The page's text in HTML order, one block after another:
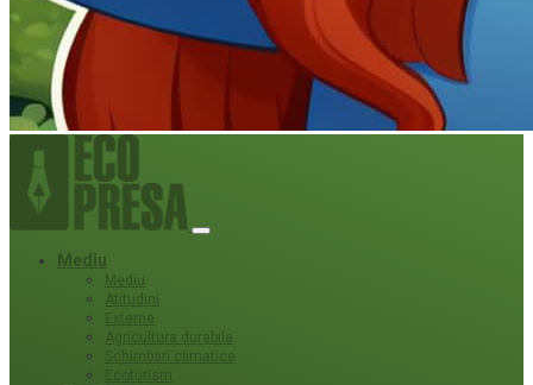
Mediu
Mediu
Atitudini
Externe
Agricultura durabila
Schimbari climatice
Ecoturism